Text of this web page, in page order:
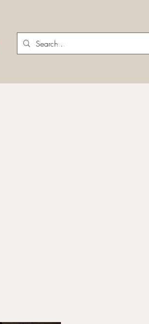
Iniciar sesión